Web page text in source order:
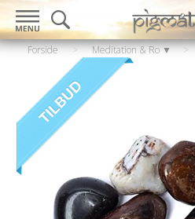
Forside > Meditation & Ro ▼ >
Krystaller & sten